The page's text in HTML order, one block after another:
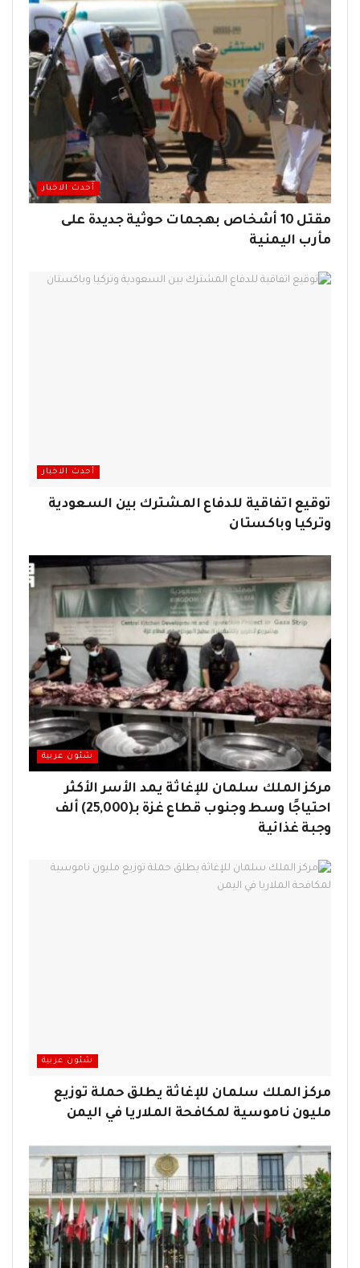
أحدث الاخبار
مقتل 10 أشخاص بهجمات حوثية جديدة على
مأرب اليمنية
أحدث الاخبار
توقيع اتفاقية للدفاع المشترك بين السعودية
وتركيا وباكستان
شئون عربية
مركز الملك سلمان للإغاثة يمد الأسر الأكثر
احتياجًا وسط وجنوب قطاع غزة بـ(25,000) ألف
وجبة غذائية
شئون عربية
مركز الملك سلمان للإغاثة يطلق حملة توزيع
مليون ناموسية لمكافحة الملاريا في اليمن